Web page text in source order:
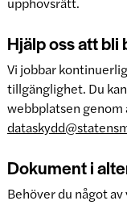
Hjälp oss att bli
Vi jobbar
tillgänglighet. Du
webbplatsen
Dokument i
Behöver du något